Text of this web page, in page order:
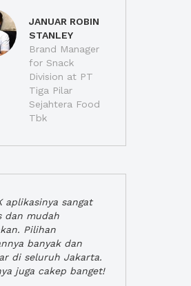
JANUAR ROBIN
STANLEY
Brand Manager
for Snack
Division at PT
Tiga Pilar
Sejahtera Food
Tbk
aplikasinya sangat
dan mudah
Pilihan
banyak dan
di seluruh Jakarta.
juga cakep banget!